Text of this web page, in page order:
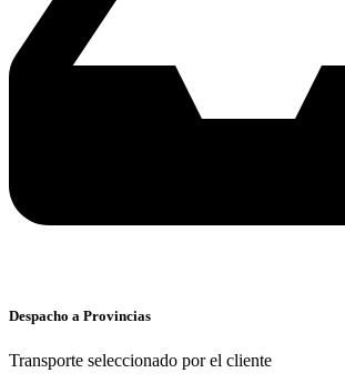
Despacho a Provincias
Transporte seleccionado por el cliente